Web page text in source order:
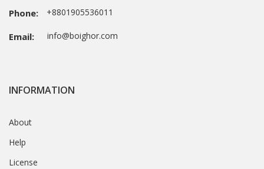
Phone: +8801905536011
Email: info@boighor.com
INFORMATION
About
Help
License